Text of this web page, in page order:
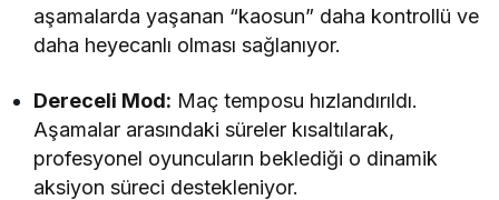
aşamalarda yaşanan “kaosun” daha kontrollü ve
daha heyecanlı olması sağlanıyor.
Dereceli Mod: Maç temposu hızlandırıldı.
Aşamalar arasındaki süreler kısaltılarak,
profesyonel oyuncuların beklediği o dinamik
aksiyon süreci destekleniyor.